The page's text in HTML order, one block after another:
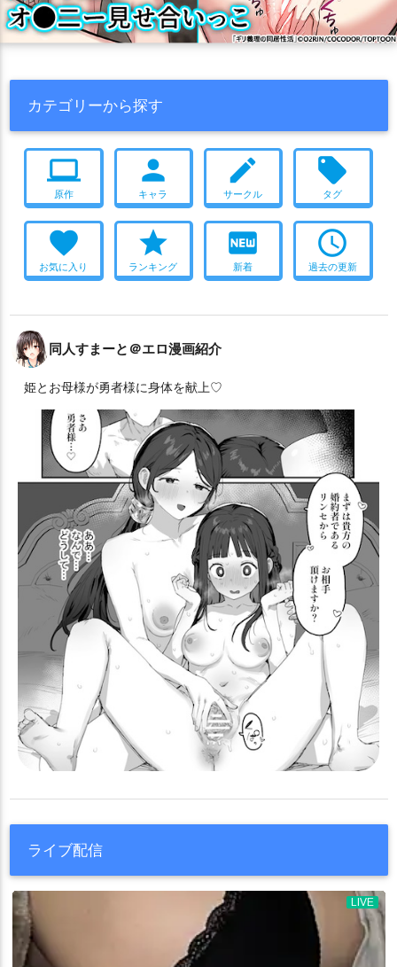
アヘ顔 汗だく 触手 パイズリ 媚薬・催眠
ぶっかけ
尻穴
顔射 拘束 中出し 口内射精 二穴
連続
おねショタ
かわいい
目隠し
合意なし キス 2014年冬コミ(C87)
足コキ
男受け
ツインテール ラブラブ 素股
2015年夏コミ(C88)
オナニー
淫乱 妊娠 ごっくん ぬるぬる
イラマチオ
バック
フェラ 騎乗位 大集合
フルカラー
ニーソ
複数人プレイ 獣姦 2017年夏コミ(C92)
褐色肌
2017年冬コミ(C93)
男の娘 2018年夏コミ(C94)
おもちゃ
2018年冬コミ(C95)
ダブルピース
サンクリ2019 Spring
乱交
ふたなり 女性化 授乳手コキ
好みが分かれる
サンタ 2019年冬コミ(C97) 堕落
撮影
2019年夏コミ(C96)
おまけ本 2020年夏コミ(C98)
処女
寝取られ
マイクロ水着 2014年夏コミ(C86) 羞恥
SM
オホ声 腋コキ 爆乳 睡姦
ニプルファック
2023年夏コミ(C102)
スク水 寝顔
2021年冬コミ(C99)
猫耳
バニー メイド 2024年夏コミ(C104)
ダブルフェラ
2024年冬コミ(C105)
ぷに巨乳 メスガキ
和服・着物
2025年夏コミ(C106)
ハーレム 即堕ち
うさぎ耳
2025年冬コミ(C107)
壁尻
カテゴリーから探す
computer
原作
person
キャラ
create
サークル
local_offer
タグ
favorite
お気に入り
star
ランキング
fiber_new
新着
access_time
過去の更新
同人すまーと＠エロ漫画紹介
姫とお母様が勇者様に身体を献上♡
ライブ配信